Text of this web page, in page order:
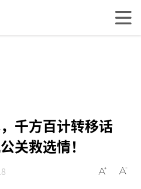
千方百计转移话
关救选情！